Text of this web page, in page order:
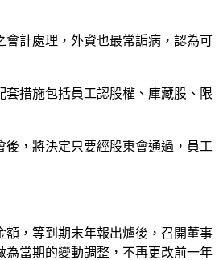
計處理，外資也最常詬病，認為可
措施包括員工認股權、庫藏股、限
，將決定只要經股東會通過，員工
，等到期末年報出爐後，召開董事
當期的變動調整，不再更改前一年